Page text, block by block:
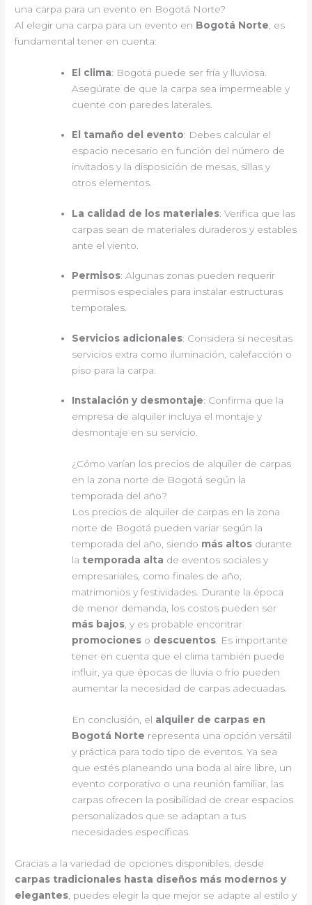
una carpa para un evento en Bogotá Norte?
Al elegir una carpa para un evento en Bogotá Norte , es
fundamental tener en cuenta:
El clima: Bogotá puede ser fría y lluviosa.
Asegúrate de que la carpa sea impermeable y
cuente con paredes laterales.
El tamaño del evento: Debes calcular el
espacio necesario en función del número de
invitados y la disposición de mesas, sillas y
otros elementos.
La calidad de los materiales: Verifica que las
carpas sean de materiales duraderos y estables
ante el viento.
Permisos: Algunas zonas pueden requerir
permisos especiales para instalar estructuras
temporales.
Servicios adicionales: Considera si necesitas
servicios extra como iluminación, calefacción o
piso para la carpa.
Instalación y desmontaje: Confirma que la
empresa de alquiler incluya el montaje y
desmontaje en su servicio.
¿Cómo varían los precios de alquiler de carpas
en la zona norte de Bogotá según la
temporada del año?
Los precios de alquiler de carpas en la zona
norte de Bogotá pueden variar según la
temporada del año, siendo más altos durante
la temporada alta de eventos sociales y
empresariales, como finales de año,
matrimonios y festividades. Durante la época
de menor demanda, los costos pueden ser
más bajos, y es probable encontrar
promociones o descuentos. Es importante
tener en cuenta que el clima también puede
influir, ya que épocas de lluvia o frío pueden
aumentar la necesidad de carpas adecuadas.
En conclusión, el alquiler de carpas en
Bogotá Norte representa una opción versátil
y práctica para todo tipo de eventos. Ya sea
que estés planeando una boda al aire libre, un
evento corporativo o una reunión familiar, las
carpas ofrecen la posibilidad de crear espacios
personalizados que se adaptan a tus
necesidades específicas.
Gracias a la variedad de opciones disponibles, desde
carpas tradicionales hasta diseños más modernos y
elegantes , puedes elegir la que mejor se adapte al estilo y